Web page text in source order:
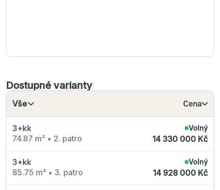
Dostupné varianty
Vše Cena
3+kk
74.87 m² • 2. patro
Volný
14 330 000 Kč
3+kk
85.75 m² • 3. patro
Volný
14 928 000 Kč